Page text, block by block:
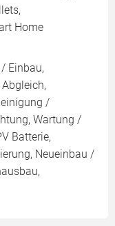
Home
Einbau,
/
Wartung /
Batterie,
Neueinbau /